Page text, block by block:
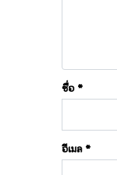
ชื่อ *
อีเมล *